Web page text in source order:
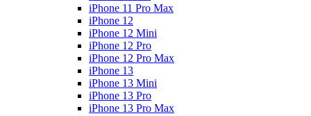
iPhone 11 Pro Max
iPhone 12
iPhone 12 Mini
iPhone 12 Pro
iPhone 12 Pro Max
iPhone 13
iPhone 13 Mini
iPhone 13 Pro
iPhone 13 Pro Max